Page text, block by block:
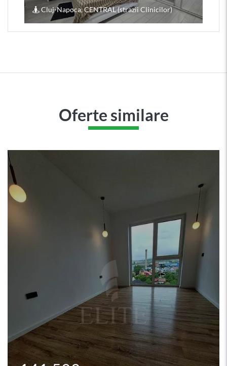
Cluj-Napoca, CENTRAL (strazii Clinicilor)
Oferte similare
140.600
Apartament 2 camere în zona
IULIUS MALL
Cluj-Napoca, GHEORGHENI (IULIUS MALL)